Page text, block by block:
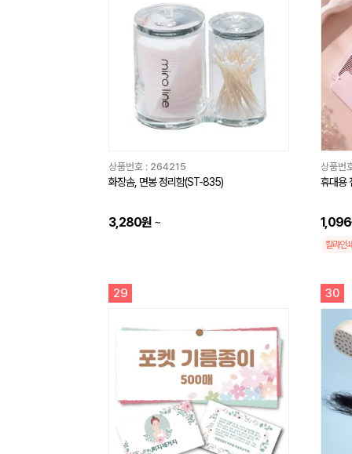
상품번호 : 264215
화장솜, 면봉 정리함(ST-835)
3,280원 ~
상품번
휴대용
칼라인
29 30